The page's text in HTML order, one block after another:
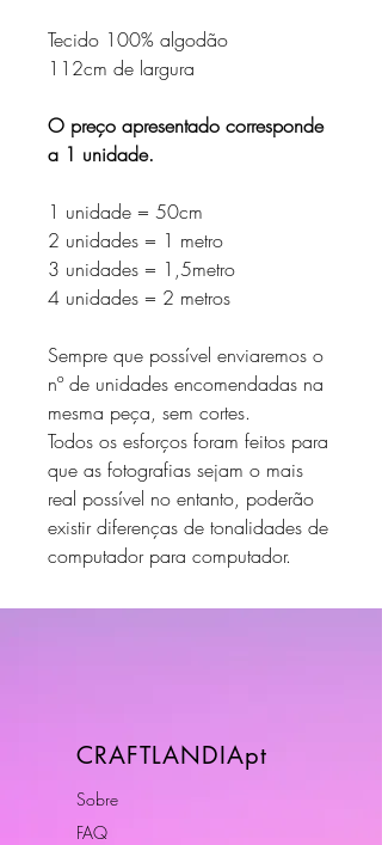
Tecido 100% algodão
112cm de largura
O preço apresentado corresponde
a 1 unidade.
1 unidade = 50cm
2 unidades = 1 metro
3 unidades = 1,5metro
4 unidades = 2 metros
Sempre que possível enviaremos o
nº de unidades encomendadas na
mesma peça, sem cortes.
Todos os esforços foram feitos para
que as fotografias sejam o mais
real possível no entanto, poderão
existir diferenças de tonalidades de
computador para computador.
CRAFTLANDIApt
Sobre
FAQ